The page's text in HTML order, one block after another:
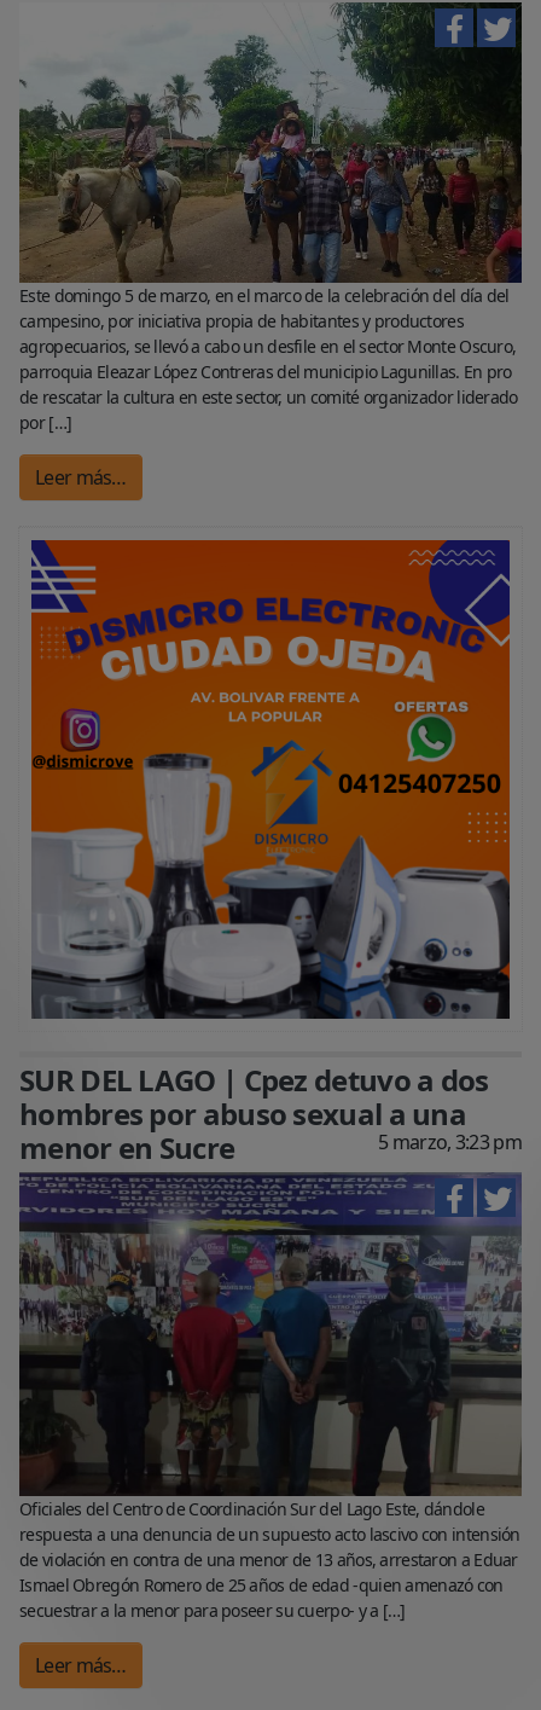
Este domingo 5 de marzo, en el marco de la celebración del día del
campesino, por iniciativa propia de habitantes y productores
agropecuarios, se llevó a cabo un desfile en el sector Monte Oscuro,
parroquia Eleazar López Contreras del municipio Lagunillas. En pro
de rescatar la cultura en este sector, un comité organizador liderado
por […]
Leer más…
SUR DEL LAGO | Cpez detuvo a dos
hombres por abuso sexual a una
menor en Sucre
5 marzo, 3:23 pm
Oficiales del Centro de Coordinación Sur del Lago Este, dándole
respuesta a una denuncia de un supuesto acto lascivo con intensión
de violación en contra de una menor de 13 años, arrestaron a Eduar
Ismael Obregón Romero de 25 años de edad -quien amenazó con
secuestrar a la menor para poseer su cuerpo- y a […]
Leer más…